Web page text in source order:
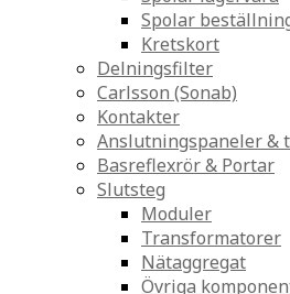
Spolar
Kretskort
Delningsfilter
Carlsson (Sonab)
Kontakter
Anslutningspaneler &
Basreflexrör & Portar
Slutsteg
Moduler
Transformatorer
Nätaggregat
Övriga